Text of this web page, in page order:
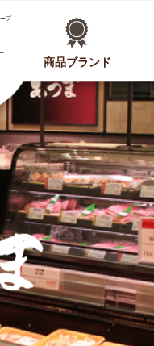
CENTRAL FOODS
商品ブランド